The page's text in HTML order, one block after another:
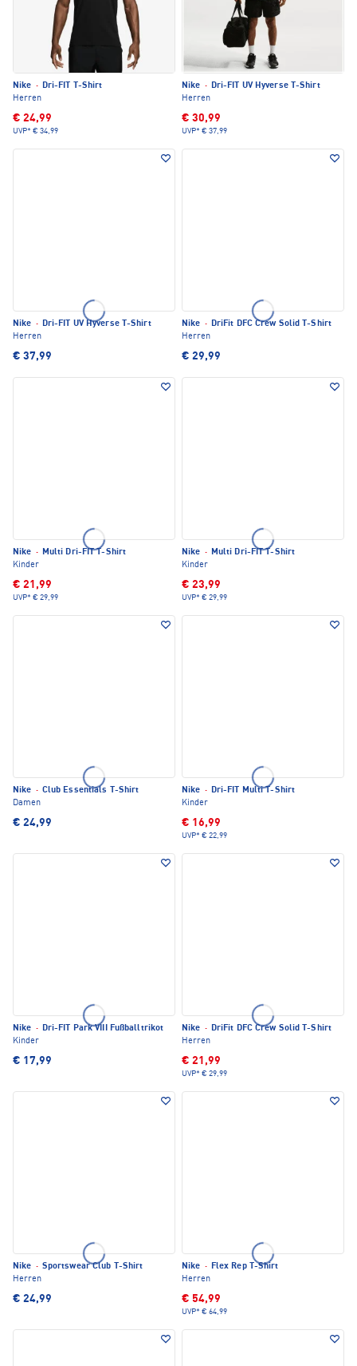
Nike · Dri-FIT T-Shirt
Herren
€ 24,99
UVP* € 34,99
Nike · Dri-FIT UV Hyverse T-Shirt
Herren
€ 30,99
UVP* € 37,99
Nike · Dri-FIT UV Hyverse T-Shirt
Herren
€ 37,99
Nike · DriFit DFC Crew Solid T-Shirt
Herren
€ 29,99
Nike · Multi Dri-FIT T-Shirt
Kinder
€ 21,99
UVP* € 29,99
Nike · Multi Dri-FIT T-Shirt
Kinder
€ 23,99
UVP* € 29,99
Nike · Club Essentials T-Shirt
Damen
€ 24,99
Nike · Dri-FIT Multi T-Shirt
Kinder
€ 16,99
UVP* € 22,99
Nike · Dri-FIT Park VIII Fußballtrikot
Kinder
€ 17,99
Nike · DriFit DFC Crew Solid T-Shirt
Herren
€ 21,99
UVP* € 29,99
Nike · Sportswear Club T-Shirt
Herren
€ 24,99
Nike · Flex Rep T-Shirt
Herren
€ 54,99
UVP* € 64,99